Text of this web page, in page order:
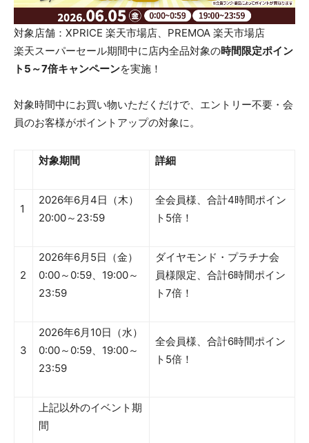
対象店舗：XPRICE 楽天市場店、PREMOA 楽天市場店
楽天スーパーセール期間中に店内全品対象の時間限定ポイン
ト5～7倍キャンペーンを実施！
対象時間中にお買い物いただくだけで、エントリー不要・会
員のお客様がポイントアップの対象に。
対象期間 詳細
1
2026年6月4日（木）
20:00～23:59
全会員様、合計4時間ポイン
ト5倍！
2
2026年6月5日（金）
0:00～0:59、19:00～
23:59
ダイヤモンド・プラチナ会
員様限定、合計6時間ポイン
ト7倍！
3
2026年6月10日（水）
0:00～0:59、19:00～
23:59
全会員様、合計6時間ポイン
ト5倍！
上記以外のイベント期
間